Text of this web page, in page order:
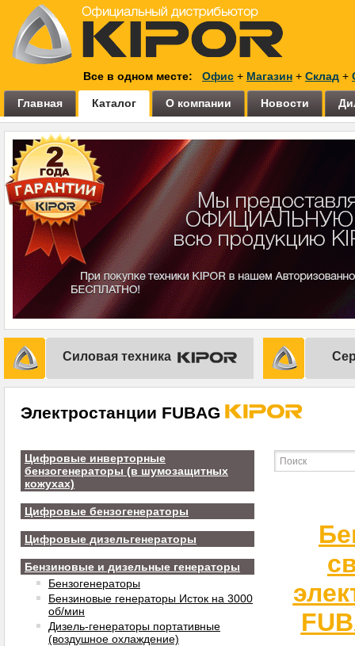
Все в одном месте: Офис + Магазин + Склад +
Главная Каталог О компании Новости
Силовая техника
Электростанции FUBAG
Цифровые инверторные
бензогенераторы (в шумозащитных
кожухах)
Цифровые бензогенераторы
Цифровые дизельгенераторы
Бензиновые и дизельные генераторы
Бензогенераторы
Бензиновые генераторы Исток на 3000
об/мин
Дизель-генераторы портативные
(воздушное охлаждение)